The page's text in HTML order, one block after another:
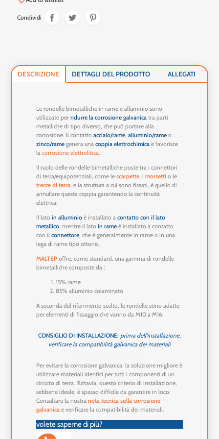
Condividi
DESCRIZIONE DETTAGLI DEL PRODOTTO ALLEGATI
Le rondelle bimetalliche in rame e alluminio sono
utilizzate perridurre la corrosione galvanica tra parti
metalliche di tipo diverso, che può portare alla
corrosione. Il contattoacciaio/rame,alluminio/rame o
zinco/rame genera unacoppia elettrochimica e favorisce
lacorrosione elettrolitica.
Il ruolo delle rondelle bimetalliche poste tra i connettori
di terra/equipotenziali, come lescarpette, imorsetti o le
trecce di terra, e la struttura a cui sono fissati, è quello di
annullare questa coppia garantendo la continuità
elettrica.
Il latoin alluminio è installato acontatto con il lato
metallico, mentre il latoin rame è installato a contatto
con ilconnettore, che è generalmente in rame o in una
lega di rame tipo ottone.
MALTEP offre, come standard, una gamma di rondelle
bimetalliche composte da :
15% rame
85% alluminio colaminato
A seconda del riferimento scelto, le rondelle sono adatte
per elementi di fissaggio che vanno da M10 a M16.
CONSIGLIO DI INSTALLAZIONE: prima dell'installazione,
verificare la compatibilità galvanica dei materiali
Per evitare la corrosione galvanica, la soluzione migliore è
utilizzare materiali identici per tutti i componenti di un
circuito di terra. Tuttavia, questo criterio di installazione,
sebbene ideale, è spesso difficile da garantire in loco.
Consultare la nostranota tecnica sulla corrosione
galvanica e verificare la compatibilità dei materiali.
volete saperne di più?